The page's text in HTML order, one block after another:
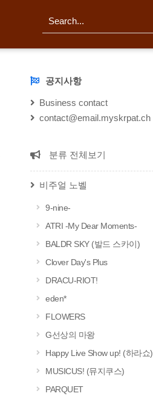
검
NOTICE공지사항
Business contact
contact@email.myskrpat.ch
CATEGORY
분류 전체보기
비주얼 노벨
9-nine-
ATRI -My Dear Moments-
BALDR SKY (발드 스카이)
Clover Day's Plus
DRACU-RIOT!
eden*
FLOWERS
G선상의 마왕
Happy Live Show up! (하라쇼)
MUSICUS! (뮤지쿠스)
PARQUET